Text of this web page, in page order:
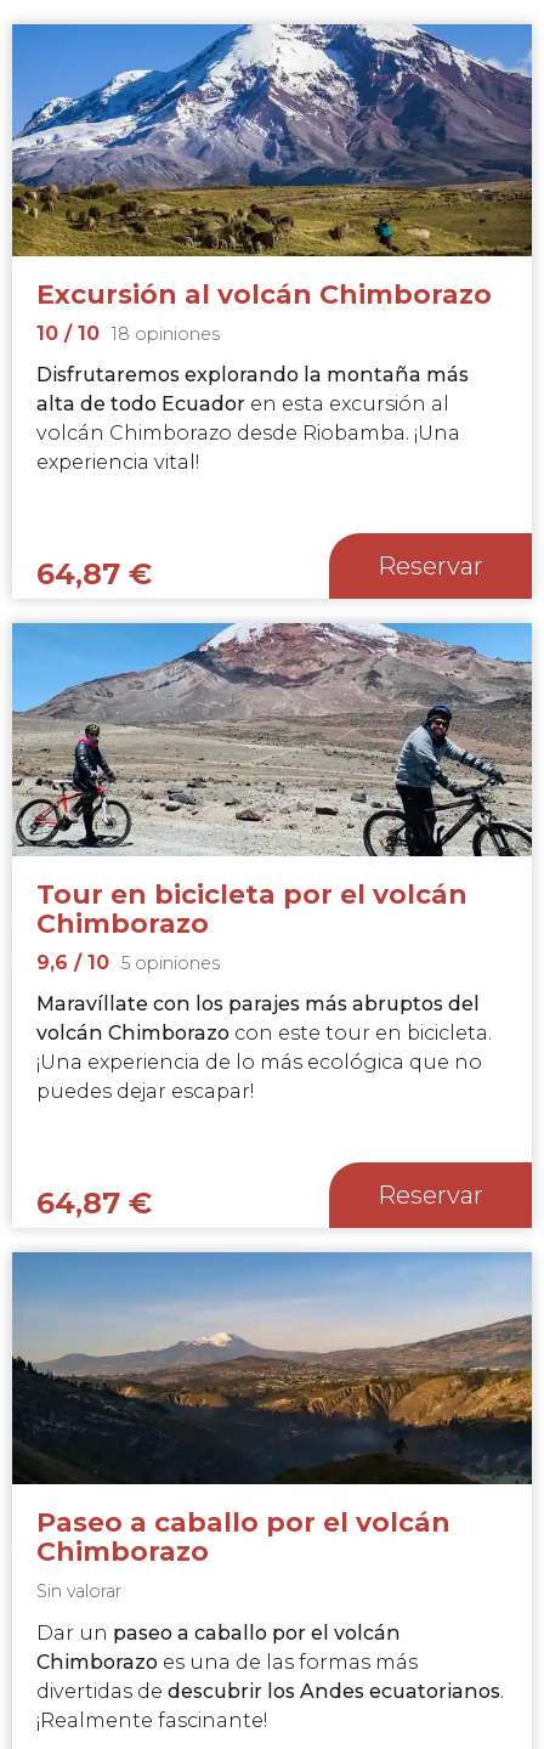
Excursión al volcán Chimborazo
10 / 10 18 opiniones
Disfrutaremos explorando la montaña más
alta de todo Ecuador en esta excursión al
volcán Chimborazo desde Riobamba. ¡Una
experiencia vital!
64,87 € Reservar
Tour en bicicleta por el volcán
Chimborazo
9,6 / 10 5 opiniones
Maravíllate con los parajes más abruptos del
volcán Chimborazo con este tour en bicicleta.
¡Una experiencia de lo más ecológica que no
puedes dejar escapar!
64,87 € Reservar
Paseo a caballo por el volcán
Chimborazo
Sin valorar
Dar un paseo a caballo por el volcán
Chimborazo es una de las formas más
divertidas de descubrir los Andes ecuatorianos.
¡Realmente fascinante!